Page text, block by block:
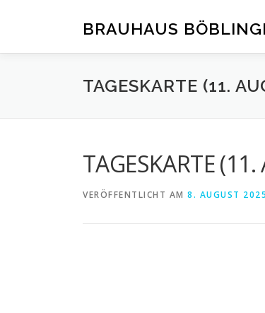
BRAUHAUS
TAGESKARTE (11.
TAGESKARTE
VERÖFFENTLICHT AM 8. AUGUST 2025